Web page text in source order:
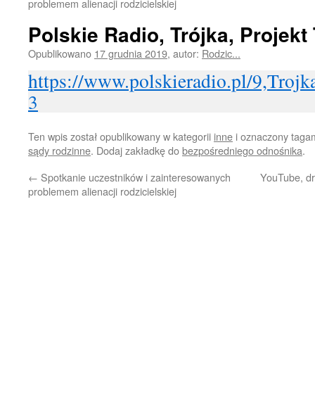
problemem alienacji rodzicielskiej
Polskie Radio, Trójka, Projekt
Opublikowano 17 grudnia 2019, autor: Rodzic...
https://www.polskieradio.pl/
3
Ten wpis został opublikowany w kategorii inne i oznaczony
sądy rodzinne. Dodaj zakładkę dobezpośredniego odnośnika.
← Spotkanie uczestników i zainteresowanych
problemem alienacji rodzicielskiej
YouTube,